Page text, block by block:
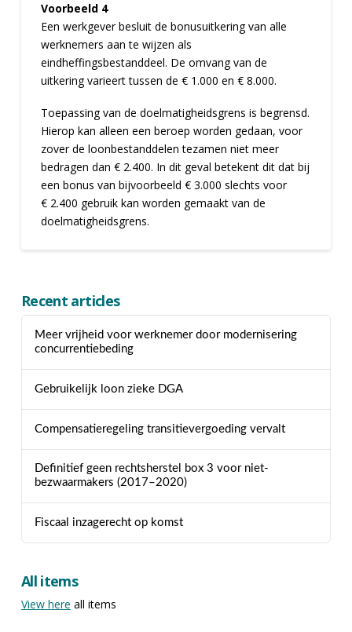
Voorbeeld 4
Een werkgever besluit de bonusuitkering van alle
werknemers aan te wijzen als
eindheffingsbestanddeel. De omvang van de
uitkering varieert tussen de € 1.000 en € 8.000.
Toepassing van de doelmatigheidsgrens is begrensd.
Hierop kan alleen een beroep worden gedaan, voor
zover de loonbestanddelen tezamen niet meer
bedragen dan € 2.400. In dit geval betekent dit dat bij
een bonus van bijvoorbeeld € 3.000 slechts voor
€ 2.400 gebruik kan worden gemaakt van de
doelmatigheidsgrens.
Recent articles
Meer vrijheid voor werknemer door modernisering
concurrentiebeding
Gebruikelijk loon zieke DGA
Compensatieregeling transitievergoeding vervalt
Definitief geen rechtsherstel box 3 voor niet-
bezwaarmakers (2017–2020)
Fiscaal inzagerecht op komst
All items
View here all items